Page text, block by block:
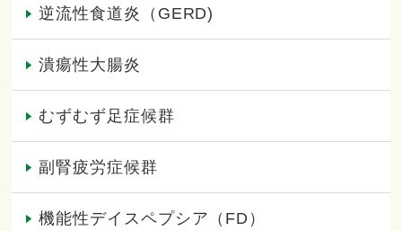
逆流性食道炎（GERD)
潰瘍性大腸炎
むずむず足症候群
副腎疲労症候群
機能性デイスペプシア（FD）